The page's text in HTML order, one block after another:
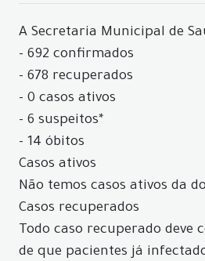
A Secretaria Municipal de
- 692 confirmados
- 678 recuperados
- 0 casos ativos
- 6 suspeitos*
- 14 óbitos
Casos ativos
Não temos casos ativos da
Casos recuperados
Todo caso recuperado
de que pacientes já